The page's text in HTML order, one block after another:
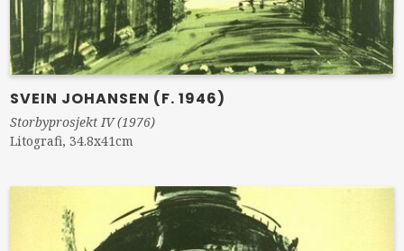
SVEIN JOHANSEN (F. 1946)
Storbyprosjekt IV (1976)
Litografi, 34.8x41cm